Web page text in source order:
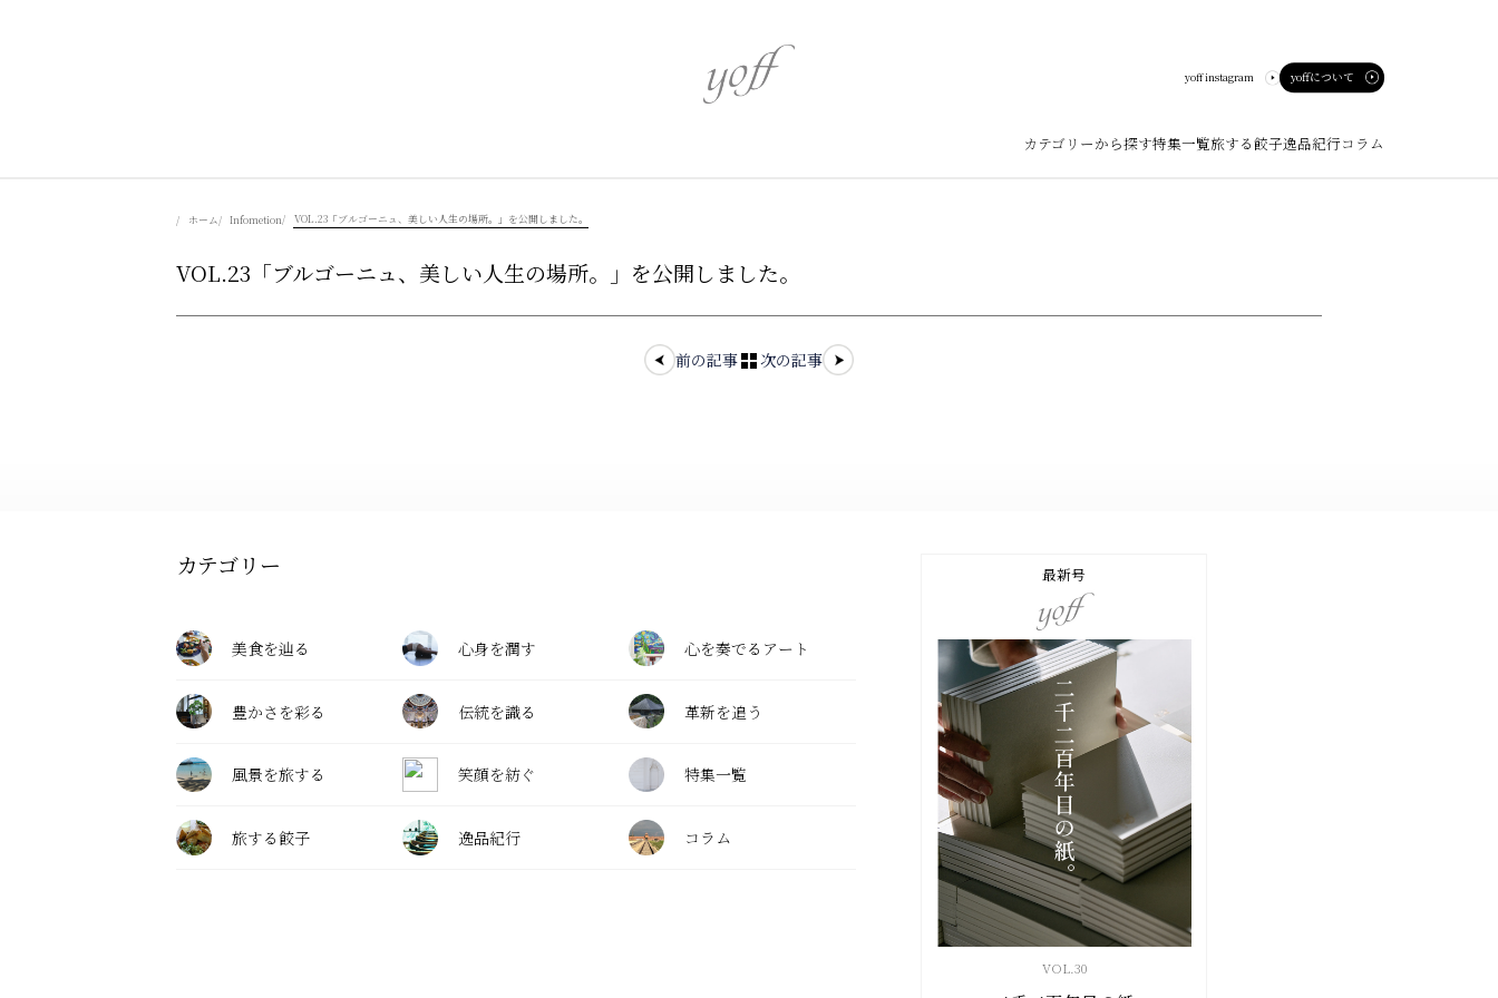
yoff instagram yoffについて
カテゴリーから探す
美食を辿る
豊かさを彩る 伝統を識る
特集一覧旅する餃子逸品紀行コラム
ホーム Infometion VOL.23「ブルゴーニュ、美しい人生の場所。」を公開しました。
VOL.23「ブルゴーニュ、美しい人生の場所。」を公開しました。
前の記事 次の記事
カテゴリー
美食を辿る 心身を潤す 心を奏でるアート
豊かさを彩る 伝統を識る 革新を追う
風景を旅する 笑顔を紡ぐ 特集一覧
旅する餃子 逸品紀行 コラム
最新号
VOL. 30